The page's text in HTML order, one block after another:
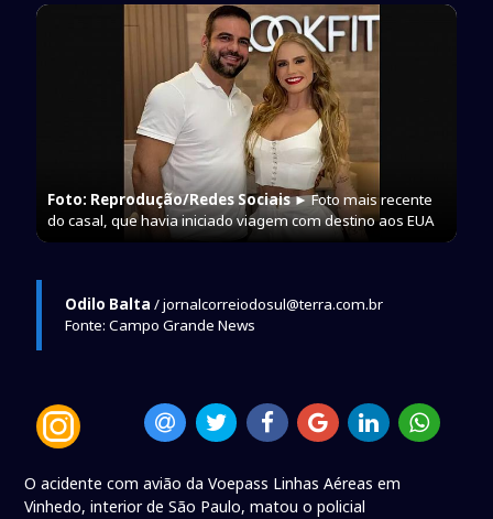
Foto: Reprodução/Redes Sociais► Foto mais recente
do casal, que havia iniciado viagem com destino aos EUA
Odilo Balta / jornalcorreiodosul@terra.com.br
Fonte: Campo Grande News
O acidente com avião da Voepass Linhas Aéreas em
Vinhedo, interior de São Paulo, matou o policial